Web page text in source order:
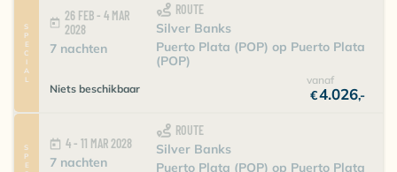
SPECIAL
26 FEB - 4 MAR
2028
7 nachten
ROUTE
Silver Banks
Puerto Plata (POP) op Puerto Plata
(POP)
vanaf
€4.026,-
Niets beschikbaar
4 - 11 MAR 2028
7 nachten
ROUTE
Silver Banks
Puerto Plata (POP) op Puerto Plata